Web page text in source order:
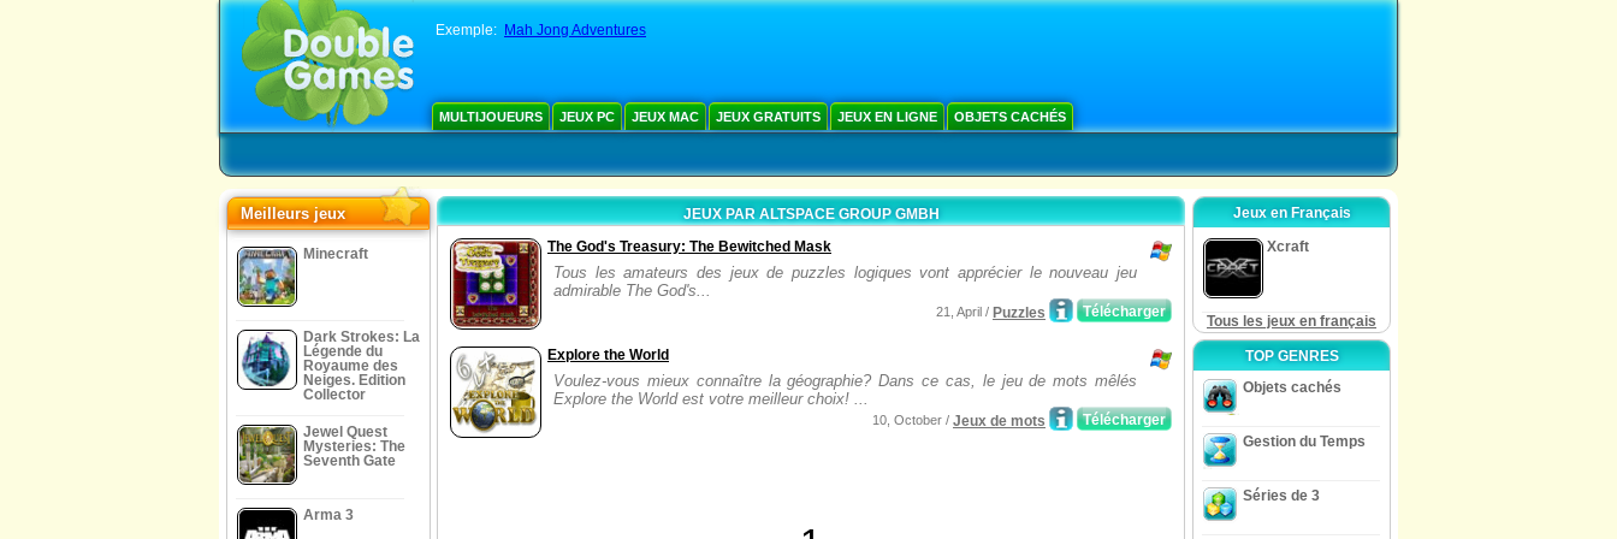
Exemple: Mah Jong Adventures
MULTIJOUEURS JEUX PC JEUX MAC JEUX GRATUITS JEUX EN LIGNE OBJETS CACHÉS
Meilleurs jeux
Minecraft
Dark Strokes: La
Légende du
Royaume des
Neiges. Edition
Collector
Jewel Quest
Mysteries: The
Seventh Gate
Arma 3
JEUX PAR ALTSPACE GROUP GMBH
The God's Treasury: The Bewitched Mask
Tous les amateurs des jeux de puzzles logiques vont apprécier le nouveau jeu
admirable The God's...
Télécharger
21, April / Puzzles
Explore the World
Voulez-vous mieux connaître la géographie? Dans ce cas, le jeu de mots mêlés
Explore the World est votre meilleur choix! ...
Télécharger
10, October / Jeux de mots
Jeux en Français
Xcraft
Tous les jeux en français
TOP GENRES
Objets cachés
Gestion du Temps
Séries de 3